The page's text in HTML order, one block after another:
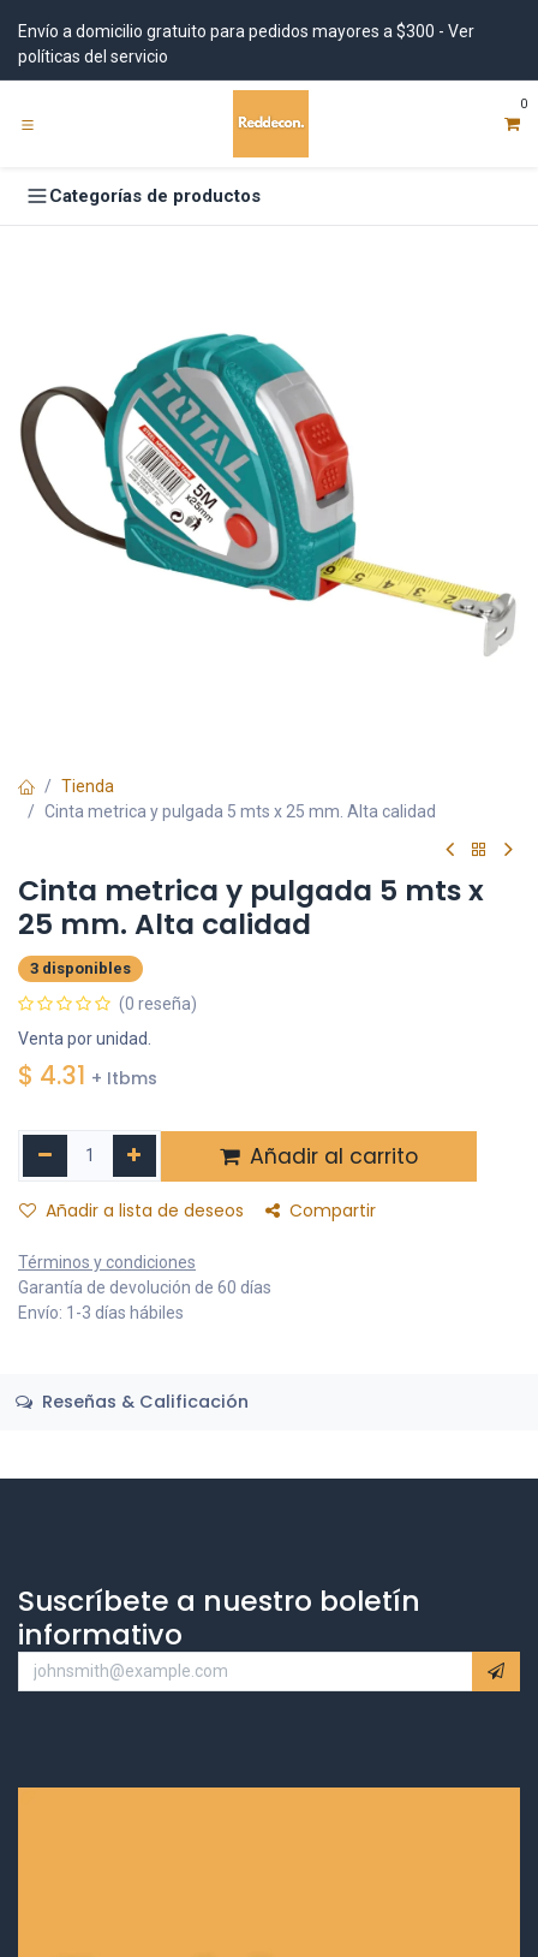
Envío a domicilio gratuito para pedidos mayores a $300 - Ver
políticas del servicio
0
Categorías de productos
Tienda
Cinta metrica y pulgada 5 mts x 25 mm. Alta calidad
Cinta metrica y pulgada 5 mts x
25 mm. Alta calidad
3 disponibles
(0 reseña)
Venta por unidad.
$ 4.31 + Itbms
Añadir al carrito
Añadir a lista de deseos Compartir
Términos y condiciones
Garantía de devolución de 60 días
Envío: 1-3 días hábiles
Reseñas & Calificación
Suscríbete a nuestro boletín
informativo